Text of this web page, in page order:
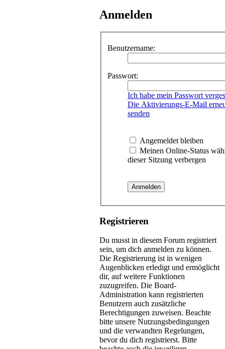
Anmelden
Benutzername:
Passwort:
Ich habe mein Passwort
Die Aktivierungs-E-Mail
senden
Angemeldet bleiben
Meinen Online-Status
dieser Sitzung verbergen
Registrieren
Du musst in diesem Forum registriert
sein, um dich anmelden zu können.
Die Registrierung ist in wenigen
Augenblicken erledigt und ermöglicht
dir, auf weitere Funktionen
zuzugreifen. Die Board-
Administration kann registrierten
Benutzern auch zusätzliche
Berechtigungen zuweisen. Beachte
bitte unsere Nutzungsbedingungen
und die verwandten Regelungen,
bevor du dich registrierst. Bitte